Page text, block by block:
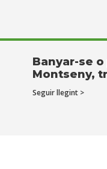
Banyar-se
Montseny,
Seguir llegint >